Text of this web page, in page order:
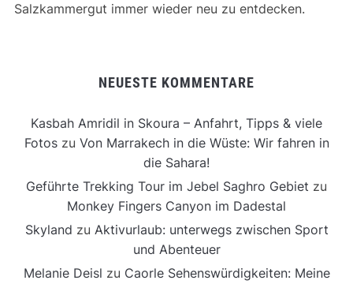
Salzkammergut immer wieder neu zu entdecken.
NEUESTE KOMMENTARE
Kasbah Amridil in Skoura – Anfahrt, Tipps & viele
Fotoszu Von Marrakech in die Wüste: Wir fahren in
die Sahara!
Geführte Trekking Tour im Jebel Saghro Gebiet zu
Monkey Fingers Canyon im Dadestal
Skyland zu Aktivurlaub: unterwegs zwischen Sport
und Abenteuer
Melanie Deisl zu Caorle Sehenswürdigkeiten: Meine